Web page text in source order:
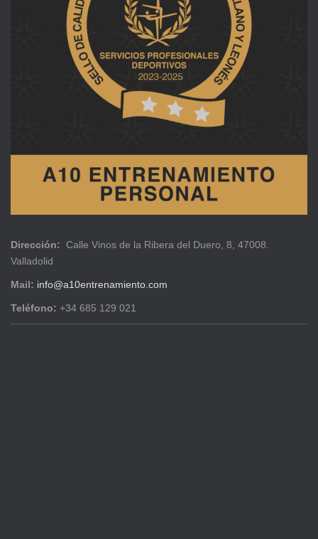
Dirección: Calle Vinos de la Ribera del Duero, 8, 47008.
Valladolid
Mail: info@a10entrenamiento.com
Teléfono: +34 685 129 021